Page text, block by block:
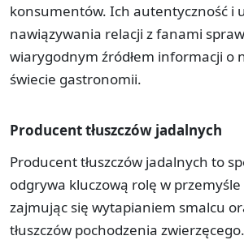
konsumentów. Ich autentyczność i
nawiązywania relacji z fanami
wiarygodnym źródłem informacji o
świecie gastronomii.
Producent tłuszczów jadalnych
Producent tłuszczów jadalnych to
odgrywa kluczową rolę w przemyśle
zajmując się wytapianiem smalcu
tłuszczów pochodzenia